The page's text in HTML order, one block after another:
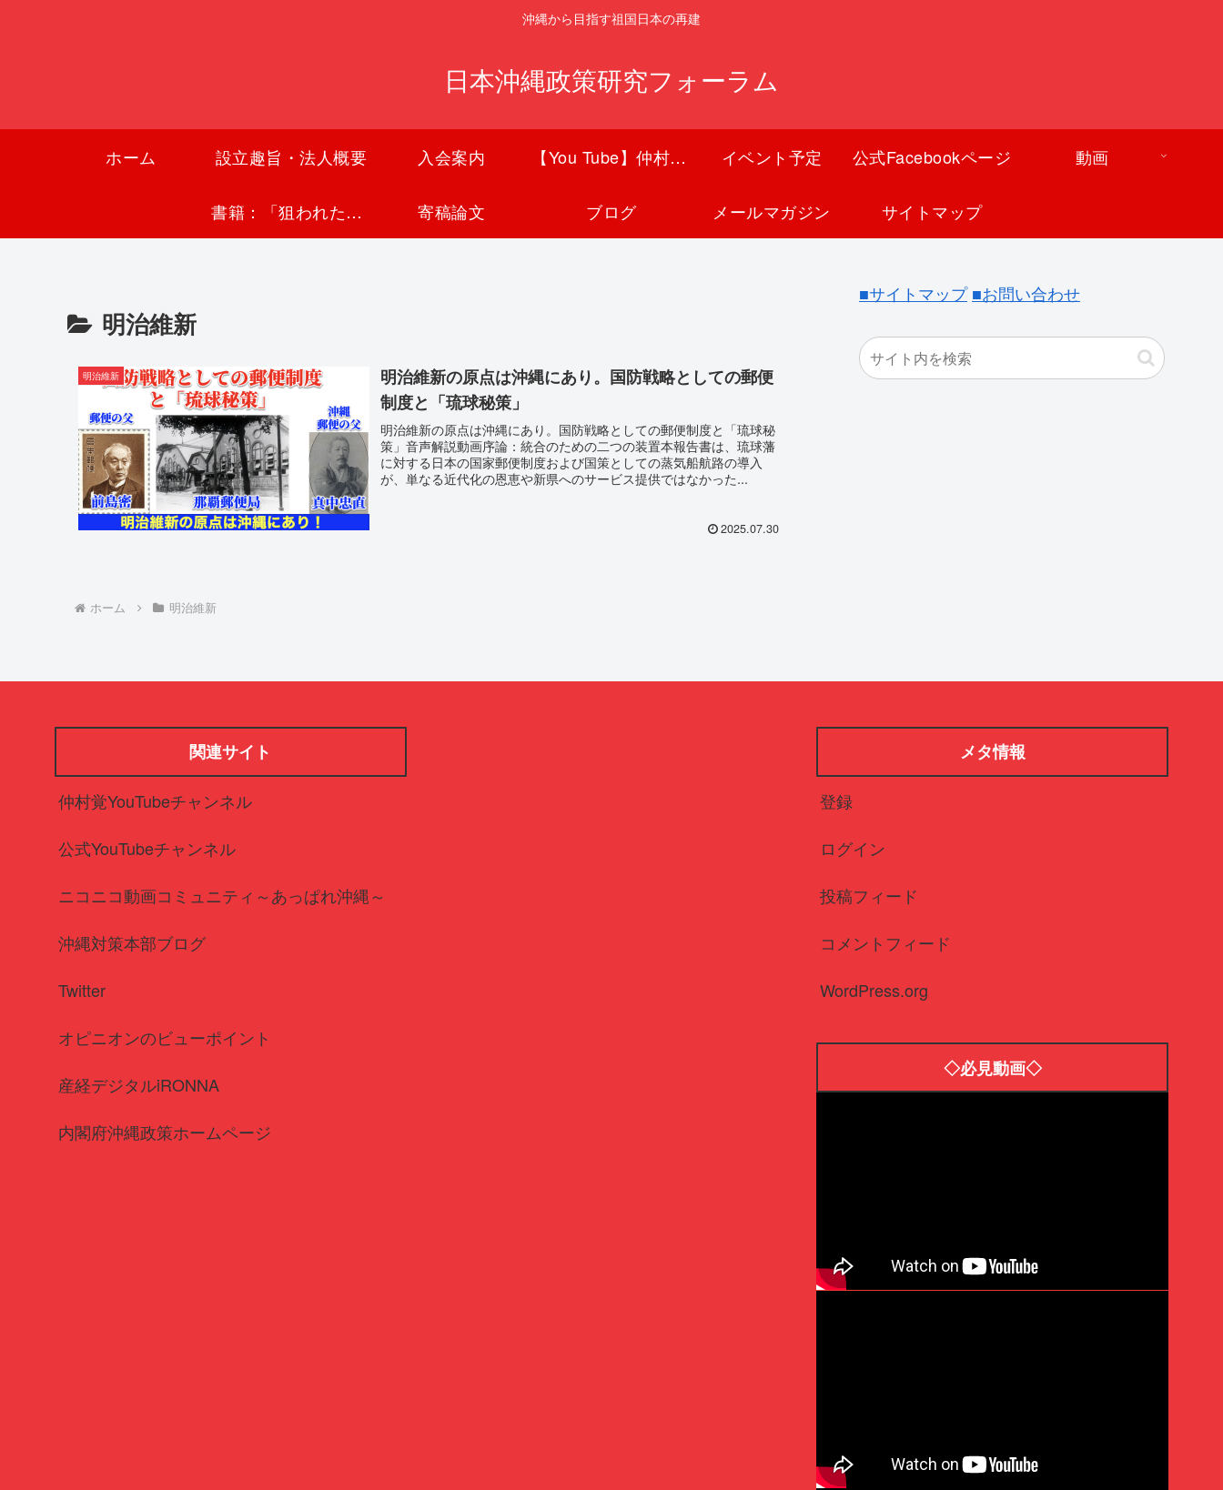
沖縄から目指す祖国日本の再建
日本沖縄政策研究フォーラム
ホーム 設立趣旨・法人概要 入会案内 【You Tube】仲村覚チャンネル イベント予定 公式Facebookページ 動画
書籍：「狙われた沖縄〜真実の沖縄史が日本を救う〜」 寄稿論文 ブログ メールマガジン サイトマップ
明治維新
明治維新
明治維新の原点は沖縄にあり。国防戦略としての郵便
制度と「琉球秘策」
明治維新の原点は沖縄にあり。国防戦略としての郵便制度と「琉球秘
策」音声解説動画序論：統合のための二つの装置本報告書は、琉球藩
に対する日本の国家郵便制度および国策としての蒸気船航路の導入
が、単なる近代化の恩恵や新県へのサービス提供ではなかった...
2025.07.30
ホーム 明治維新
■サイトマップ ■お問い合わせ
関連サイト
仲村覚YouTubeチャンネル
公式YouTubeチャンネル
ニコニコ動画コミュニティ～あっぱれ沖縄～
沖縄対策本部ブログ
Twitter
オピニオンのビューポイント
産経デジタルiRONNA
内閣府沖縄政策ホームページ
メタ情報
登録
ログイン
投稿フィード
コメントフィード
WordPress.org
◇必見動画◇